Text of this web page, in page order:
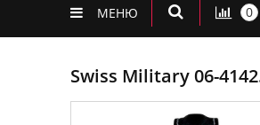
МЕНЮ 0
Swiss Military 06-